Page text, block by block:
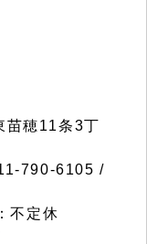
穂11条3丁
790-6105 /
不定休